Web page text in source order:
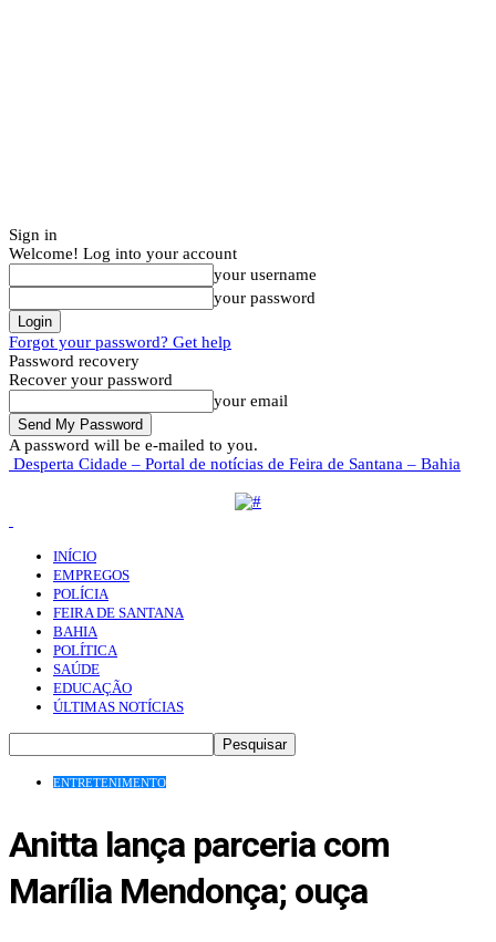
Sign in
Welcome! Log into your account
your username
your password
Forgot your password? Get help
Password recovery
Recover your password
your email
A password will be e-mailed to you.
Desperta Cidade – Portal de notícias de Feira de Santana – Bahia
INÍCIO
EMPREGOS
POLÍCIA
FEIRA DE SANTANA
BAHIA
POLÍTICA
SAÚDE
EDUCAÇÃO
ÚLTIMAS NOTÍCIAS
ENTRETENIMENTO
Anitta lança parceria com
Marília Mendonça; ouça